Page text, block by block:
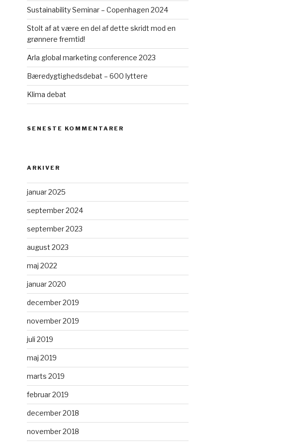
Sustainability Seminar – Copenhagen 2024
Stolt af at være en del af dette skridt mod en
grønnere fremtid!
Arla global marketing conference 2023
Bæredygtighedsdebat – 600 lyttere
Klima debat
SENESTE KOMMENTARER
ARKIVER
januar 2025
september 2024
september 2023
august 2023
maj 2022
januar 2020
december 2019
november 2019
juli 2019
maj 2019
marts 2019
februar 2019
december 2018
november 2018